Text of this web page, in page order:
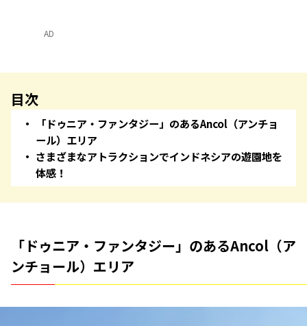
AD
目次
「ドゥニア・ファンタジー」のあるAncol（アンチョ
ール）エリア
さまざまなアトラクションでインドネシアの遊園地を
体感！
「ドゥニア・ファンタジー」のあるAncol（ア
ンチョール）エリア